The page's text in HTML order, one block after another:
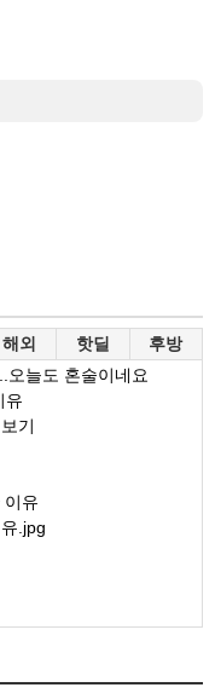
해외 핫딜 후방
오늘도 혼술이네요
유
기
이유
.jpg